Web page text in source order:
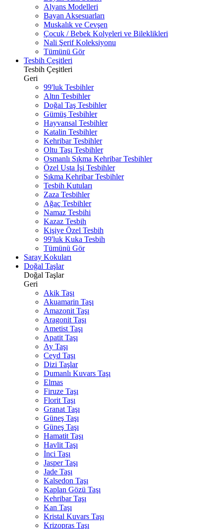
Alyans Modelleri
Bayan Aksesuarları
Muskalık ve Cevşen
Çocuk / Bebek Kolyeleri ve Bileklikleri
Nali Şerif Koleksiyonu
Tümünü Gör
Tesbih Çeşitleri
Tesbih Çeşitleri
Geri
99'luk Tesbihler
Altın Tesbihler
Doğal Taş Tesbihler
Gümüş Tesbihler
Hayvansal Tesbihler
Katalin Tesbihler
Kehribar Tesbihler
Oltu Taşı Tesbihler
Osmanlı Sıkma Kehribar Tesbihler
Özel Usta İşi Tesbihler
Sıkma Kehribar Tesbihler
Tesbih Kutuları
Zaza Tesbihler
Ağaç Tesbihler
Namaz Tesbihi
Kazaz Tesbih
Kişiye Özel Tesbih
99'luk Kuka Tesbih
Tümünü Gör
Saray Kokuları
Doğal Taşlar
Doğal Taşlar
Geri
Akik Taşı
Akuamarin Taşı
Amazonit Taşı
Aragonit Taşı
Ametist Taşı
Apatit Taşı
Ay Taşı
Ceyd Taşı
Dizi Taşlar
Dumanlı Kuvars Taşı
Elmas
Firuze Taşı
Florit Taşı
Granat Taşı
Güneş Taşı
Güneş Taşı
Hamatit Taşı
Havlit Taşı
İnci Taşı
Jasper Taşı
Jade Taşı
Kalsedon Taşı
Kaplan Gözü Taşı
Kehribar Taşı
Kan Taşı
Kristal Kuvars Taşı
Krizopras Taşı